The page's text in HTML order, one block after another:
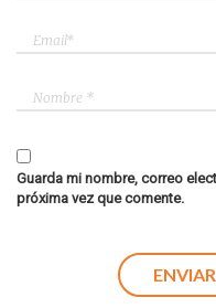
Guarda mi nombre, correo
próxima vez que comente.